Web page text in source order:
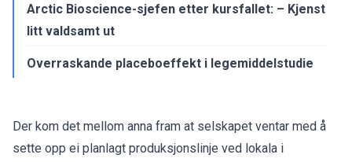
Arctic Bioscience-sjefen etter kursfallet: – Kjenst
litt valdsamt ut
Overraskande placeboeffekt i legemiddelstudie
Der kom det mellom anna fram at selskapet ventar med å
sette opp ei planlagt produksjonslinje ved lokala i